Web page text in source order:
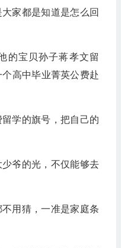
家都是知道是怎么回
的宝贝孙子蒋孝文留
高中毕业菁英公费赴
学的旗号，把自己的
爷的光，不仅能够去
用猜，一准是家庭条